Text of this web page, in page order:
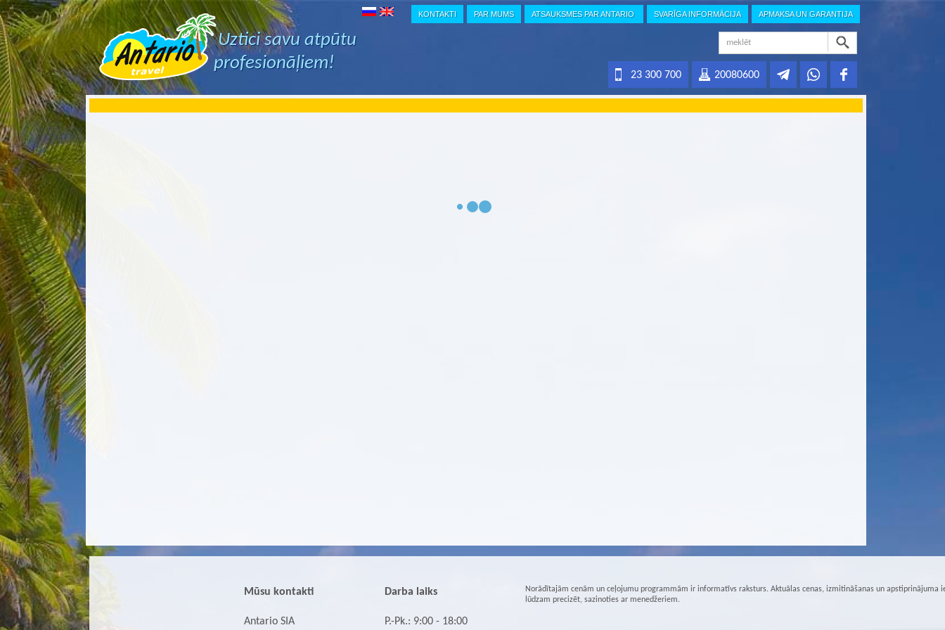
KONTAKTI PAR MUMS ATSAUKSMES PAR ANTARIO SVARĪGA INFORMĀCIJA APMAKSA UN GARANTIJA
Uztici savu atpūtu
profesionāļiem!
20080600
23 300 700
Mūsu kontakti
Antario SIA
Darba laiks
P.-Pk.: 9:00 - 18:00
Norādītajām cenām un ceļojumu programmām ir informatīvs raksturs. Aktuālas cenas, izmitināšanas un apstiprinājuma
lūdzam precizēt, sazinoties ar menedžeriem.